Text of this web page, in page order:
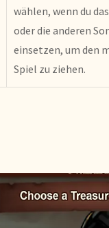
wählen, wenn du
oder die anderen
einsetzen, um den
Spiel zu ziehen.